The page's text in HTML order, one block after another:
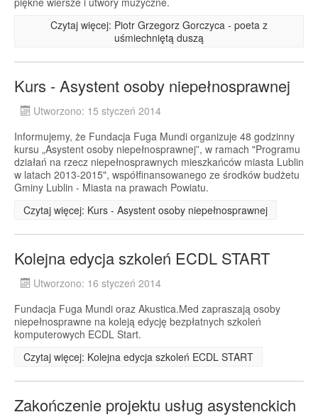
Czytaj więcej: Piotr Grzegorz Gorczyca - poeta z
uśmiechniętą duszą
Kurs - Asystent osoby niepełnosprawnej
Utworzono: 15 styczeń 2014
Informujemy, że Fundacja Fuga Mundi organizuje 48 godzinny
kursu „Asystent osoby niepełnosprawnej”, w ramach "Programu
działań na rzecz niepełnosprawnych mieszkańców miasta Lublin
w latach 2013-2015", współfinansowanego ze środków budżetu
Gminy Lublin - Miasta na prawach Powiatu.
Czytaj więcej: Kurs - Asystent osoby niepełnosprawnej
Kolejna edycja szkoleń ECDL START
Utworzono: 16 styczeń 2014
Fundacja Fuga Mundi oraz Akustica.Med zapraszają osoby
niepełnosprawne na koleją edycję bezpłatnych szkoleń
komputerowych ECDL Start.
Czytaj więcej: Kolejna edycja szkoleń ECDL START
Zakończenie projektu usług asystenckich